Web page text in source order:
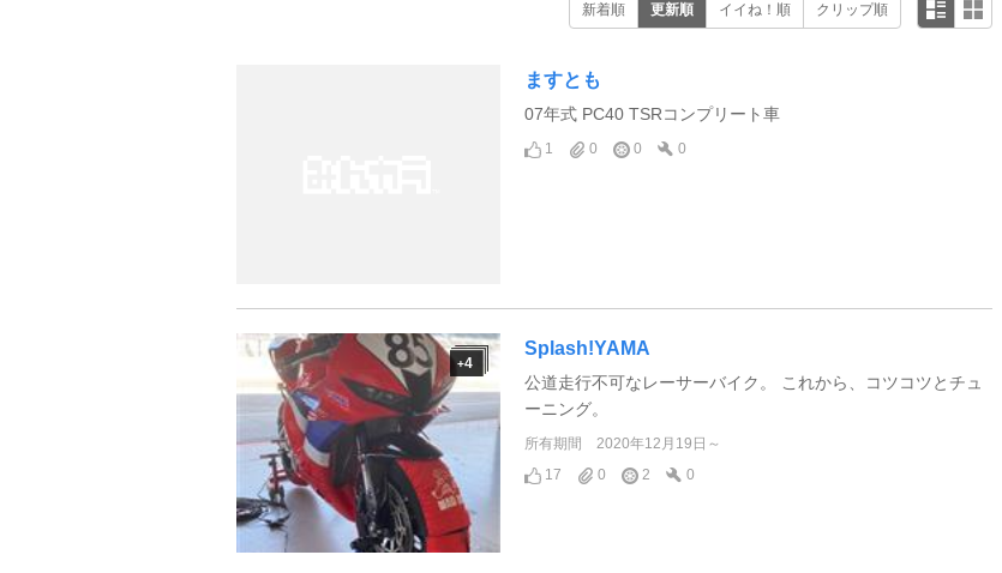
新着順 更新順 イイね！順 クリップ順
ますとも
07年式 PC40 TSRコンプリート車
1 0 0 0
+4
Splash!YAMA
公道走行不可なレーサーバイク。 これから、コツコツとチュ
ーニング。
所有期間
2020年12月19日～
17
0 2 0